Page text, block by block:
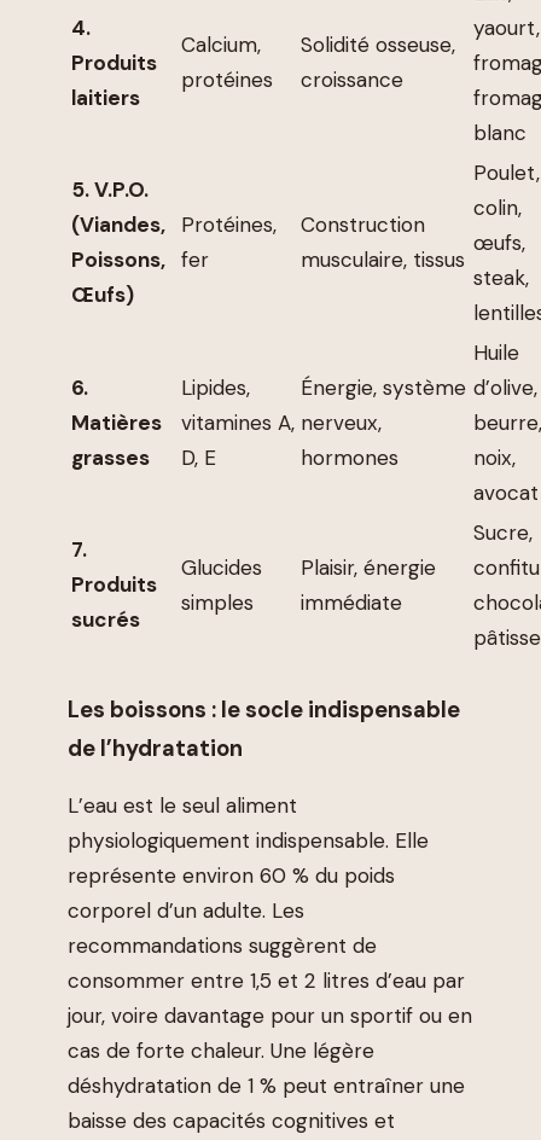
4.
Produits
laitiers
Calcium,
protéines
Solidité osseuse,
croissance
yaourt,
blanc
5. V.P.O.
(Viandes,
Poissons,
Œufs)
Protéines,
fer
Construction
musculaire, tissus
Poulet,
colin,
œufs,
steak,
6.
Matières
grasses
Lipides,
vitamines A,
D, E
Énergie, système
nerveux,
hormones
Huile
d’olive,
beurre,
noix,
avocat
7.
Produits
sucrés
Glucides
simples
Plaisir, énergie
immédiate
Sucre,
Les boissons : le socle indispensable
de l’hydratation
L’eau est le seul aliment
physiologiquement indispensable. Elle
représente environ 60 % du poids
corporel d’un adulte. Les
recommandations suggèrent de
consommer entre 1,5 et 2 litres d’eau par
jour, voire davantage pour un sportif ou en
cas de forte chaleur. Une légère
déshydratation de 1 % peut entraîner une
baisse des capacités cognitives et